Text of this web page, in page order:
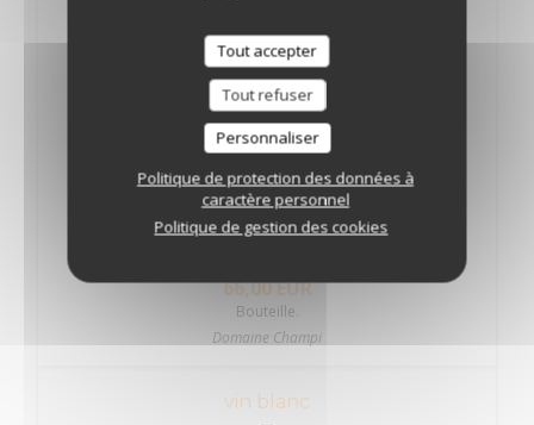
Tout accepter
Tout refuser
Personnaliser
Politique de protection des données à
caractère personnel
Politique de gestion des cookies
Bouteille.
Domaine berger rive
Mercurey 2021
49,00 EUR
Bouteille.
Château d'etroyes
66,00 EUR
Bouteille.
Domaine Champi
vin blanc